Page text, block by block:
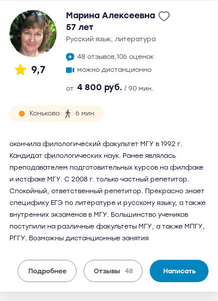
9,7
Марина Алексеевна
57 лет
русский язык, литература
48 отзывов,106 оценок
можно дистанционно
от 4 800 руб. / 90 мин.
Коньково 6 мин
окончила филологический факультет МГУ в 1992 г.
Кандидат филологических наук. Ранее являлась
преподавателем подготовительных курсов на филфаке
и истфаке МГУ. С 2008 г. только частный репетитор.
Спокойный, ответственный репетитор. Прекрасно знает
специфику ЕГЭ по литературе и русскому языку, а также
внутренних экзаменов в МГУ. Большинство учеников
поступили на различные факультеты МГУ, а также МПГУ,
РГГУ. Возможны дистанционные занятия
Подробнее Отзывы 48 Написать